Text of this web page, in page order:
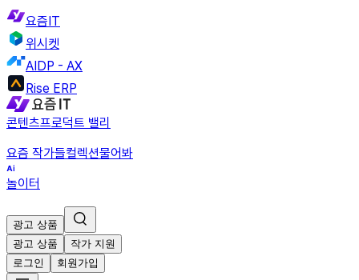
요즘IT
위시켓
AIDP - AX
Rise ERP
콘텐츠프로덕트 밸리
요즘 작가들컬렉션물어봐
놀이터
광고 상품
광고 상품
작가 지원
로그인
회원가입